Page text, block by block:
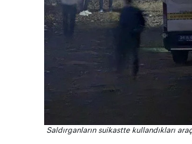
Saldırganların suikastte kullandıkları